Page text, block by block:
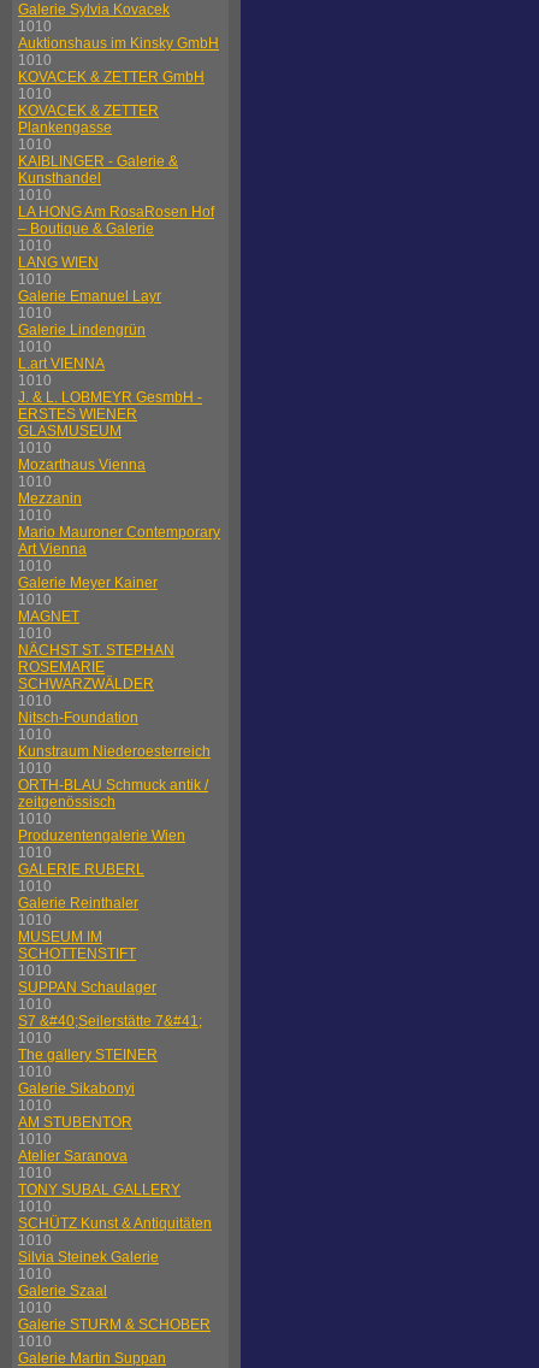
Galerie Sylvia Kovacek
1010
Auktionshaus im Kinsky GmbH
1010
KOVACEK & ZETTER GmbH
1010
KOVACEK & ZETTER
Plankengasse
1010
KAIBLINGER - Galerie &
Kunsthandel
1010
LA HONG Am RosaRosen Hof
– Boutique & Galerie
1010
LANG WIEN
1010
Galerie Emanuel Layr
1010
Galerie Lindengrün
1010
L.art VIENNA
1010
J. & L. LOBMEYR GesmbH -
ERSTES WIENER
GLASMUSEUM
1010
Mozarthaus Vienna
1010
Mezzanin
1010
Mario Mauroner Contemporary
Art Vienna
1010
Galerie Meyer Kainer
1010
MAGNET
1010
NÄCHST ST. STEPHAN
ROSEMARIE
SCHWARZWÄLDER
1010
Nitsch-Foundation
1010
Kunstraum Niederoesterreich
1010
ORTH-BLAU Schmuck antik /
zeitgenössisch
1010
Produzentengalerie Wien
1010
GALERIE RUBERL
1010
Galerie Reinthaler
1010
MUSEUM IM
SCHOTTENSTIFT
1010
SUPPAN Schaulager
1010
S7 &#40;Seilerstätte 7&#41;
1010
The gallery STEINER
1010
Galerie Sikabonyi
1010
AM STUBENTOR
1010
Atelier Saranova
1010
TONY SUBAL GALLERY
1010
SCHÜTZ Kunst & Antiquitäten
1010
Silvia Steinek Galerie
1010
Galerie Szaal
1010
Galerie STURM & SCHOBER
1010
Galerie Martin Suppan